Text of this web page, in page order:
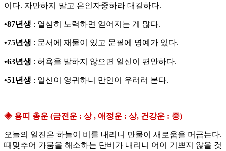
이다. 자만하지 말고 은인자중하라 대길하다.
•87년생 : 열심히 노력하면 얻어지는 게 많다.
•75년생 : 문서에 재물이 있고 문필에 명예가 있다.
•63년생 : 허욕을 발하지 않으면 일신이 편안하다.
•51년생 : 일신이 영귀하니 만인이 우러러 본다.
◈ 용띠 총운 (금전운 : 상 , 애정운 : 상, 건강운 : 중)
오늘의 일진은 하늘이 비를 내리니 만물이 새로움을 머금는다.
때맞추어 가뭄을 해소하는 단비가 내리니 어이 기쁘지 않을 것